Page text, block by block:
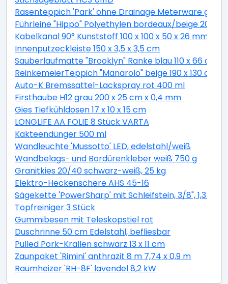
Rasenteppich 'Park' ohne Drainage Meterware
Führleine "Hippo" Polyethylen bordeaux/beige 200
Kabelkanal 90° Kunststoff 100 x 100 x 50 x 26 mm
Innenputzeckleiste 150 x 3,5 x 3,5 cm
Sauberlaufmatte "Brooklyn" Ranke blau 110 x 66 cm
ReinkemeierTeppich "Manarolo" beige 190 x 130 cm
Auto-K Bremssattel-Lackspray rot 400 ml
Firsthaube H12 grau 200 x 25 cm x 0,4 mm
Gies Tiefkühldosen 17 x 10 x 15 cm
LONGLIFE AA FOLIE 8 Stück VARTA
Kakteendünger 500 ml
Wandleuchte 'Mussotto' LED, edelstahl/weiß
Wandbelags- und Bordürenkleber weiß 750 g
Granitkies 20/40 schwarz-weiß, 25 kg
Elektro-Heckenschere AHS 45-16
Sägekette 'PowerSharp' mit Schleifstein, 3/8", 1,3
Topfreiniger 3 Stück
Gummibesen mit Teleskopstiel rot
Duschrinne 50 cm Edelstahl, befliesbar
Pulled Pork-Krallen schwarz 13 x 11 cm
Zaunpaket 'Rimini' anthrazit 8 m 7,74 x 0,9 m
Raumheizer 'RH-8F' lavendel 8,2 kW